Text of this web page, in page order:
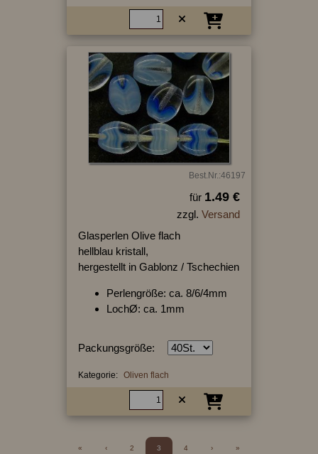
Best.Nr.:46197
für 1.49 €
zzgl. Versand
Glasperlen Olive flach
hellblau kristall,
hergestellt in Gablonz / Tschechien
Perlengröße: ca. 8/6/4mm
LochØ: ca. 1mm
Packungsgröße:
Kategorie: Oliven flach
« ‹ 2 3 4 › »